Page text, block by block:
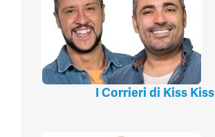
I Corrieri di Kiss Kiss